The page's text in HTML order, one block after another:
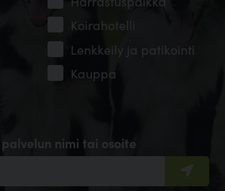
nimi tai osoite
Koirahotelli
Lenkkeily ja patikointi
Kauppa